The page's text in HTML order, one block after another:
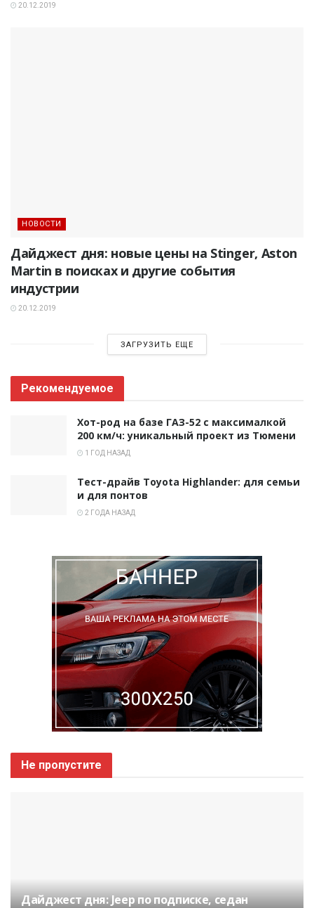
20.12.2019
НОВОСТИ
Дайджест дня: новые цены на Stinger, Aston
Martin в поисках и другие события
индустрии
20.12.2019
ЗАГРУЗИТЬ ЕЩЕ
Рекомендуемое
Хот-род на базе ГАЗ-52 с максималкой
200 км/ч: уникальный проект из Тюмени
1 ГОД НАЗАД
Тест-драйв Toyota Highlander: для семьи
и для понтов
2 ГОДА НАЗАД
Не пропустите
Дайджест дня: Jeep по подписке, седан